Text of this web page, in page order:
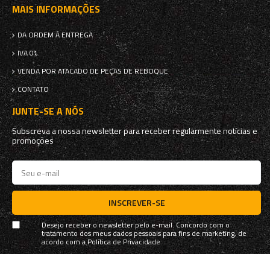
MAIS INFORMAÇÕES
DA ORDEM À ENTREGA
IVA 0%
VENDA POR ATACADO DE PEÇAS DE REBOQUE
CONTATO
JUNTE-SE A NÓS
Subscreva a nossa newsletter para receber regularmente notícias e
promoções
INSCREVER-SE
Desejo receber o newsletter pelo e-mail. Concordo com o
tratamento dos meus dados pessoais para fins de marketing, de
acordo com aPolítica de Privacidade